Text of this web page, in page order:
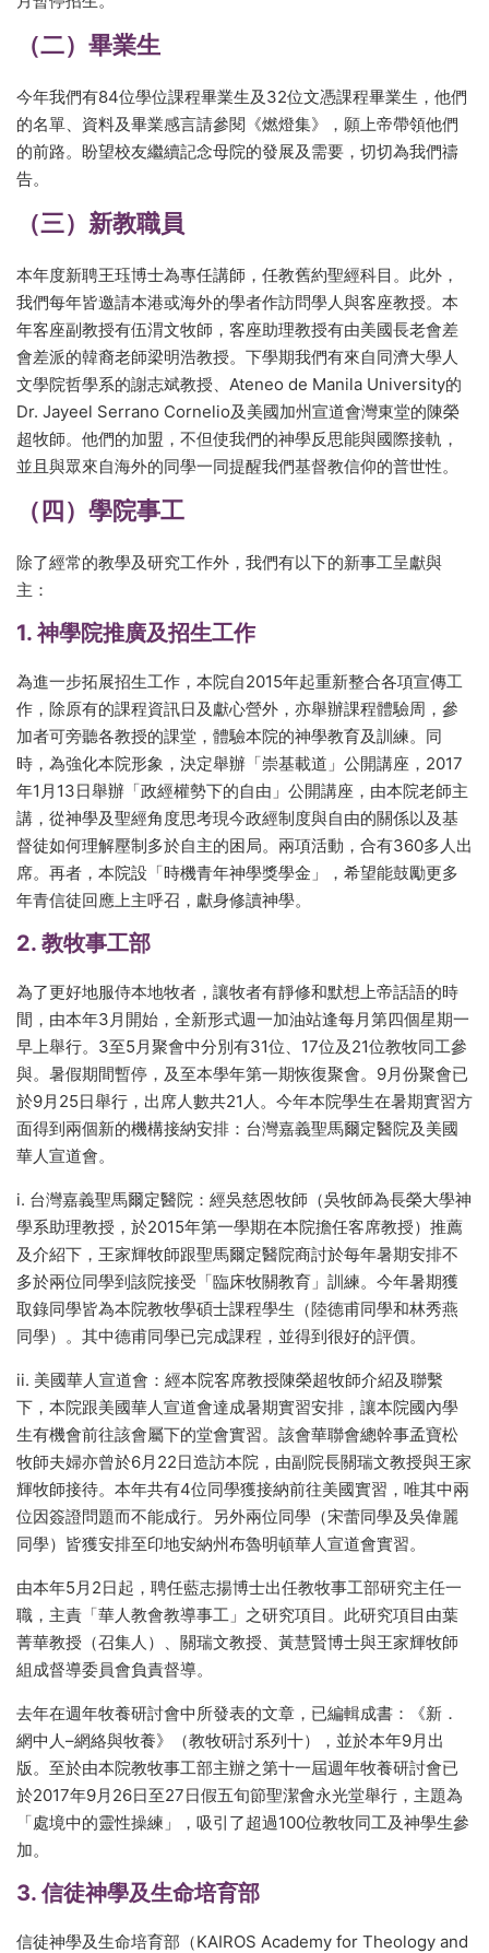
（二）畢業生
今年我們有84位學位課程畢業生及32位文憑課程畢業生，他們
的名單、資料及畢業感言請參閱《燃燈集》，願上帝帶領他們
的前路。盼望校友繼續記念母院的發展及需要，切切為我們禱
告。
（三）新教職員
本年度新聘王珏博士為專任講師，任教舊約聖經科目。此外，
我們每年皆邀請本港或海外的學者作訪問學人與客座教授。本
年客座副教授有伍渭文牧師，客座助理教授有由美國長老會差
會差派的韓裔老師梁明浩教授。下學期我們有來自同濟大學人
文學院哲學系的謝志斌教授、Ateneo de Manila University的
Dr. Jayeel Serrano Cornelio及美國加州宣道會灣東堂的陳榮
超牧師。他們的加盟，不但使我們的神學反思能與國際接軌，
並且與眾來自海外的同學一同提醒我們基督教信仰的普世性。
（四）學院事工
除了經常的教學及研究工作外，我們有以下的新事工呈獻與
主：
1. 神學院推廣及招生工作
為進一步拓展招生工作，本院自2015年起重新整合各項宣傳工
作，除原有的課程資訊日及獻心營外，亦舉辦課程體驗周，參
加者可旁聽各教授的課堂，體驗本院的神學教育及訓練。同
時，為強化本院形象，決定舉辦「崇基載道」公開講座，2017
年1月13日舉辦「政經權勢下的自由」公開講座，由本院老師主
講，從神學及聖經角度思考現今政經制度與自由的關係以及基
督徒如何理解壓制多於自主的困局。兩項活動，合有360多人出
席。再者，本院設「時機青年神學獎學金」，希望能鼓勵更多
年青信徒回應上主呼召，獻身修讀神學。
2. 教牧事工部
為了更好地服侍本地牧者，讓牧者有靜修和默想上帝話語的時
間，由本年3月開始，全新形式週一加油站逢每月第四個星期一
早上舉行。3至5月聚會中分別有31位、17位及21位教牧同工參
與。暑假期間暫停，及至本學年第一期恢復聚會。9月份聚會已
於9月25日舉行，出席人數共21人。今年本院學生在暑期實習方
面得到兩個新的機構接納安排：台灣嘉義聖馬爾定醫院及美國
華人宣道會。
i. 台灣嘉義聖馬爾定醫院：經吳慈恩牧師（吳牧師為長榮大學神
學系助理教授，於2015年第一學期在本院擔任客席教授）推薦
及介紹下，王家輝牧師跟聖馬爾定醫院商討於每年暑期安排不
多於兩位同學到該院接受「臨床牧關教育」訓練。今年暑期獲
取錄同學皆為本院教牧學碩士課程學生（陸德甫同學和林秀燕
同學）。其中德甫同學已完成課程，並得到很好的評價。
ii. 美國華人宣道會：經本院客席教授陳榮超牧師介紹及聯繫
下，本院跟美國華人宣道會達成暑期實習安排，讓本院國內學
生有機會前往該會屬下的堂會實習。該會華聯會總幹事孟寶松
牧師夫婦亦曾於6月22日造訪本院，由副院長關瑞文教授與王家
輝牧師接待。本年共有4位同學獲接納前往美國實習，唯其中兩
位因簽證問題而不能成行。另外兩位同學（宋蕾同學及吳偉麗
同學）皆獲安排至印地安納州布魯明頓華人宣道會實習。
由本年5月2日起，聘任藍志揚博士出任教牧事工部研究主任一
職，主責「華人教會教導事工」之研究項目。此研究項目由葉
菁華教授（召集人）、關瑞文教授、黃慧賢博士與王家輝牧師
組成督導委員會負責督導。
去年在週年牧養研討會中所發表的文章，已編輯成書：《新．
網中人–網絡與牧養》（教牧研討系列十），並於本年9月出
版。至於由本院教牧事工部主辦之第十一屆週年牧養研討會已
於2017年9月26日至27日假五旬節聖潔會永光堂舉行，主題為
「處境中的靈性操練」，吸引了超過100位教牧同工及神學生參
加。
3. 信徒神學及生命培育部
信徒神學及生命培育部（KAIROS Academy for Theology and